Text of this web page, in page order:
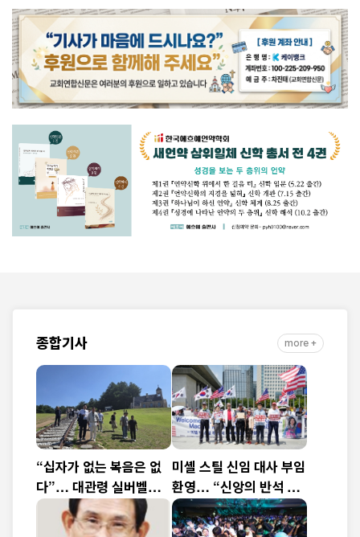
종합기사 more +
“십자가 없는 복음은 없
다”… 대관령 실버벨교
회 김은호 목사 특별초청
미셸 스틸 신임 대사 부임
환영… “신앙의 반석 위
에 한미동맹 새 도약 기
대”